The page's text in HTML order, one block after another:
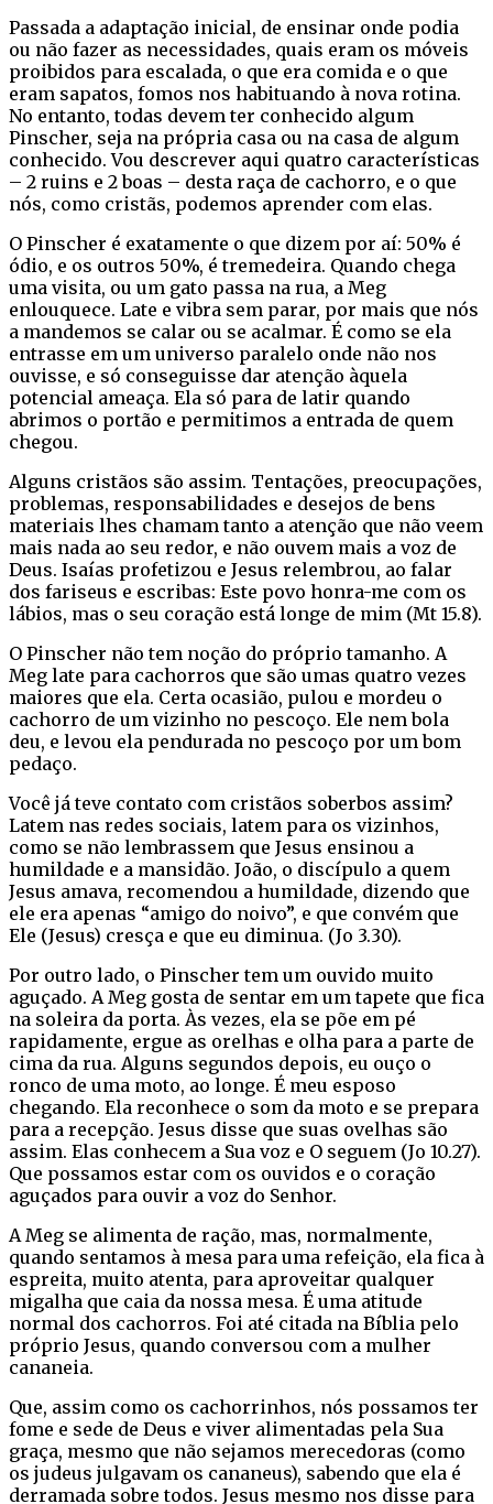
Passada a adaptação inicial, de ensinar onde podia
ou não fazer as necessidades, quais eram os móveis
proibidos para escalada, o que era comida e o que
eram sapatos, fomos nos habituando à nova rotina.
No entanto, todas devem ter conhecido algum
Pinscher, seja na própria casa ou na casa de algum
conhecido. Vou descrever aqui quatro características
– 2 ruins e 2 boas – desta raça de cachorro, e o que
nós, como cristãs, podemos aprender com elas.
O Pinscher é exatamente o que dizem por aí: 50% é
ódio, e os outros 50%, é tremedeira. Quando chega
uma visita, ou um gato passa na rua, a Meg
enlouquece. Late e vibra sem parar, por mais que nós
a mandemos se calar ou se acalmar. É como se ela
entrasse em um universo paralelo onde não nos
ouvisse, e só conseguisse dar atenção àquela
potencial ameaça. Ela só para de latir quando
abrimos o portão e permitimos a entrada de quem
chegou.
Alguns cristãos são assim. Tentações, preocupações,
problemas, responsabilidades e desejos de bens
materiais lhes chamam tanto a atenção que não veem
mais nada ao seu redor, e não ouvem mais a voz de
Deus. Isaías profetizou e Jesus relembrou, ao falar
dos fariseus e escribas: Este povo honra-me com os
lábios, mas o seu coração está longe de mim (Mt 15.8).
O Pinscher não tem noção do próprio tamanho. A
Meg late para cachorros que são umas quatro vezes
maiores que ela. Certa ocasião, pulou e mordeu o
cachorro de um vizinho no pescoço. Ele nem bola
deu, e levou ela pendurada no pescoço por um bom
pedaço.
Você já teve contato com cristãos soberbos assim?
Latem nas redes sociais, latem para os vizinhos,
como se não lembrassem que Jesus ensinou a
humildade e a mansidão. João, o discípulo a quem
Jesus amava, recomendou a humildade, dizendo que
ele era apenas “amigo do noivo”, e que convém que
Ele (Jesus) cresça e que eu diminua. (Jo 3.30).
Por outro lado, o Pinscher tem um ouvido muito
aguçado. A Meg gosta de sentar em um tapete que fica
na soleira da porta. Às vezes, ela se põe em pé
rapidamente, ergue as orelhas e olha para a parte de
cima da rua. Alguns segundos depois, eu ouço o
ronco de uma moto, ao longe. É meu esposo
chegando. Ela reconhece o som da moto e se prepara
para a recepção. Jesus disse que suas ovelhas são
assim. Elas conhecem a Sua voz e O seguem (Jo 10.27).
Que possamos estar com os ouvidos e o coração
aguçados para ouvir a voz do Senhor.
A Meg se alimenta de ração, mas, normalmente,
quando sentamos à mesa para uma refeição, ela fica à
espreita, muito atenta, para aproveitar qualquer
migalha que caia da nossa mesa. É uma atitude
normal dos cachorros. Foi até citada na Bíblia pelo
próprio Jesus, quando conversou com a mulher
cananeia.
Que, assim como os cachorrinhos, nós possamos ter
fome e sede de Deus e viver alimentadas pela Sua
graça, mesmo que não sejamos merecedoras (como
os judeus julgavam os cananeus), sabendo que ela é
derramada sobre todos. Jesus mesmo nos disse para